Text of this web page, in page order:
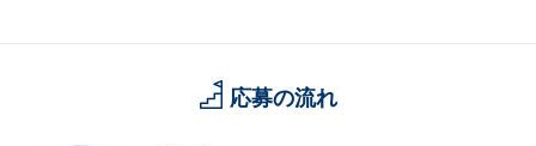
応募の流れ